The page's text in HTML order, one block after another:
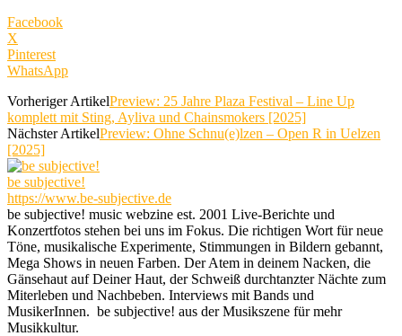
Facebook
X
Pinterest
WhatsApp
Vorheriger ArtikelPreview: 25 Jahre Plaza Festival – Line Up
komplett mit Sting, Ayliva und Chainsmokers [2025]
Nächster ArtikelPreview: Ohne Schnu(e)lzen – Open R in Uelzen
[2025]
be subjective!
https://www.be-subjective.de
be subjective! music webzine est. 2001 Live-Berichte und
Konzertfotos stehen bei uns im Fokus. Die richtigen Wort für neue
Töne, musikalische Experimente, Stimmungen in Bildern gebannt,
Mega Shows in neuen Farben. Der Atem in deinem Nacken, die
Gänsehaut auf Deiner Haut, der Schweiß durchtanzter Nächte zum
Miterleben und Nachbeben. Interviews mit Bands und
MusikerInnen. be subjective! aus der Musikszene für mehr
Musikkultur.